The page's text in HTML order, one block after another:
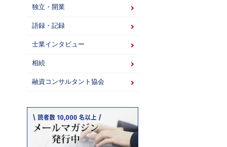
独立・開業
語録・記録
士業インタビュー
相続
融資コンサルタント協会